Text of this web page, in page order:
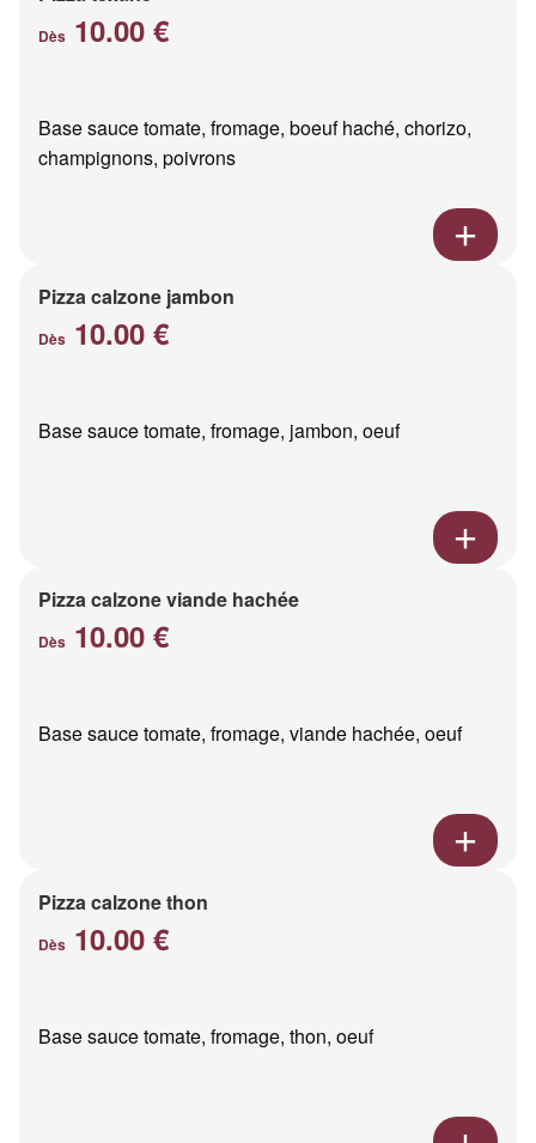
Dès 10.00 €
Base sauce tomate, fromage, boeuf haché, chorizo,
champignons, poivrons
Pizza calzone jambon
Dès 10.00 €
Base sauce tomate, fromage, jambon, oeuf
Pizza calzone viande hachée
Dès 10.00 €
Base sauce tomate, fromage, viande hachée, oeuf
Pizza calzone thon
Dès 10.00 €
Base sauce tomate, fromage, thon, oeuf